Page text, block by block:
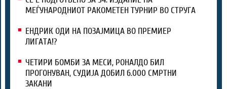
МЕЃУНАРОДНИОТ РАКОМЕТЕН ТУРНИР ВО СТРУГА
ЕНДРИК ОДИ НА ПОЗАЈМИЦА ВО ПРЕМИЕР
ЛИГАТА!?
ЧЕТИРИ БОМБИ ЗА МЕСИ, РОНАЛДО БИЛ
ПРОГОНУВАН, СУДИЈА ДОБИЛ 6.000 СМРТНИ
ЗАКАНИ